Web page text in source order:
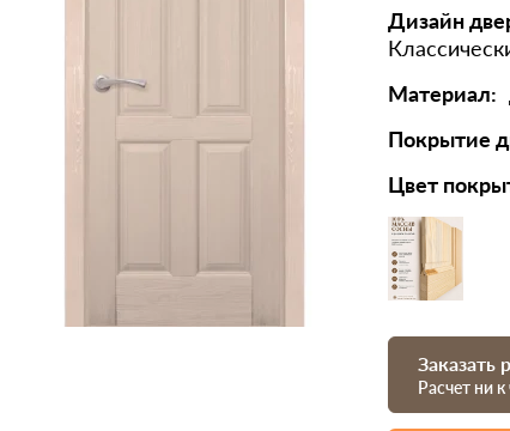
Дизайн
Материал:
Покрытие
Цвет
Заказать
Расчет ни